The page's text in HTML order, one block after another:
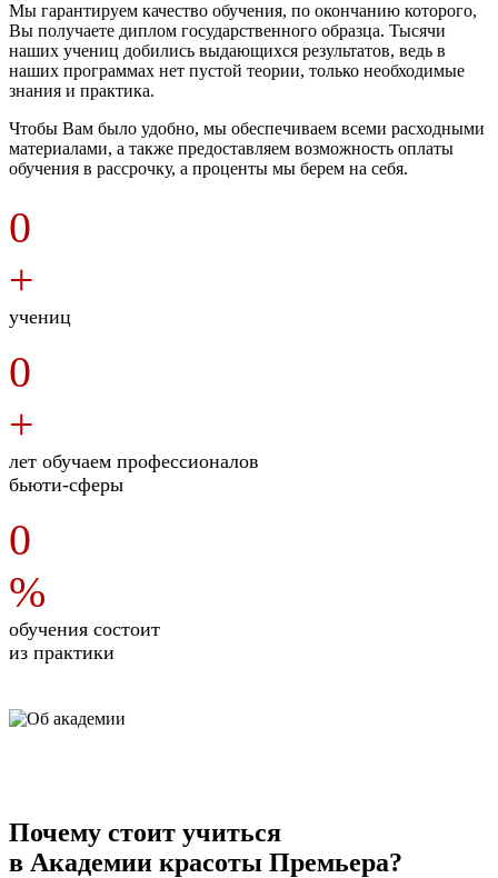
Мы гарантируем качество обучения, по окончанию которого,
Вы получаете диплом государственного образца. Тысячи
наших учениц добились выдающихся результатов, ведь в
наших программах нет пустой теории, только необходимые
знания и практика.
Чтобы Вам было удобно, мы обеспечиваем всеми расходными
материалами, а также предоставляем возможность оплаты
обучения в рассрочку, а проценты мы берем на себя.
0
+
учениц
0
+
лет обучаем профессионалов
бьюти-сферы
0
%
обучения состоит
из практики
Почему стоит учиться
в Академии красоты Премьера?